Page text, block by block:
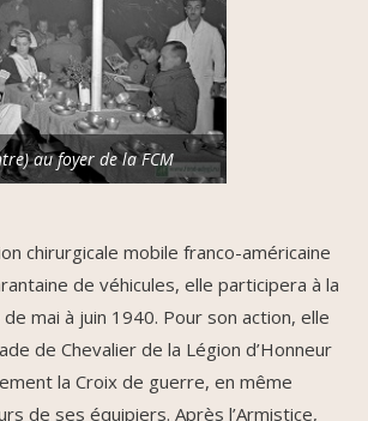
au foyer de la FCM
chirurgicale mobile franco-américaine
de véhicules, elle participera à la
mai à juin 1940. Pour son action, elle
de Chevalier de la Légion d’Honneur
la Croix de guerre, en même
de ses équipiers. Après l’Armistice,